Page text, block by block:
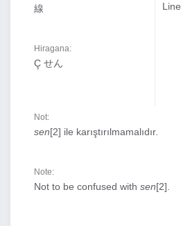
線
Hiragana:
Ç せん
Line.
Not:
sen[2] ile karıştırılmamalıdır.
Note:
Not to be confused with sen[2].